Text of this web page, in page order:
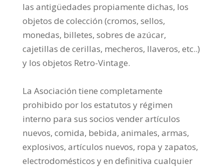
las antigüedades propiamente dichas, los
objetos de colección (cromos, sellos,
monedas, billetes, sobres de azúcar,
cajetillas de cerillas, mecheros, llaveros, etc..)
y los objetos Retro-Vintage.
La Asociación tiene completamente
prohibido por los estatutos y régimen
interno para sus socios vender artículos
nuevos, comida, bebida, animales, armas,
explosivos, artículos nuevos, ropa y zapatos,
electrodomésticos y en definitiva cualquier